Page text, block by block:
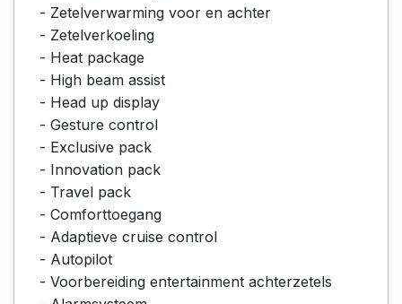
- Zetelverwarming voor en achter
- Zetelverkoeling
- Heat package
- High beam assist
- Head up display
- Gesture control
- Exclusive pack
- Innovation pack
- Travel pack
- Comforttoegang
- Adaptieve cruise control
- Autopilot
- Voorbereiding entertainment achterzetels